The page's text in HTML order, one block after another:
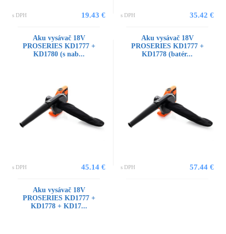
s DPH 19.43 € s DPH 35.42 €
Aku vysávač 18V
PROSERIES KD1777 +
KD1780 (s nab...
s DPH 45.14 €
Aku vysávač 18V
PROSERIES KD1777 +
KD1778 (batér...
s DPH 57.44 €
Aku vysávač 18V
PROSERIES KD1777 +
KD1778 + KD17...